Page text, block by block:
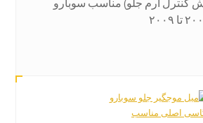
کنترل آرم جلو) مناسب سوبارو